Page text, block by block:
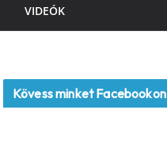
VIDEÓK
Kövess minket Facebookon